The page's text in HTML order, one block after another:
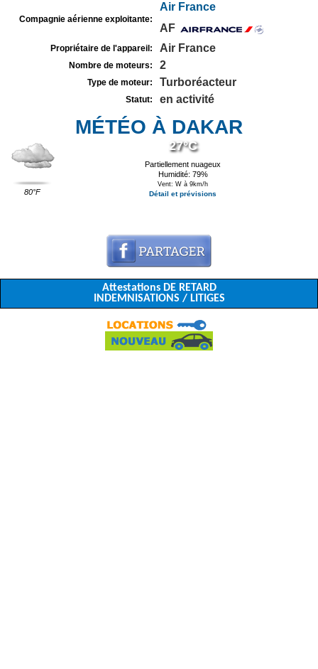
Compagnie aérienne exploitante:
Air France
AF
Propriétaire de l'appareil: Air France
Nombre de moteurs: 2
Type de moteur: Turboréacteur
Statut: en activité
MÉTÉO À DAKAR
80°F
27°C
Partiellement nuageux
Humidité: 79%
Vent: W à 9km/h
Détail et prévisions
Attestations DE RETARD
INDEMNISATIONS / LITIGES